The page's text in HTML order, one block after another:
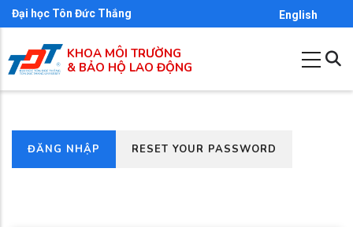
Nhảy
đến
nội
dung
Đại học Tôn Đức Thắng English
KHOA MÔI TRƯỜNG
& BẢO HỘ LAO ĐỘNG
Primary
ĐĂNG NHẬP RESET YOUR PASSWORD